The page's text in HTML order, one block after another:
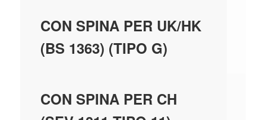
CON SPINA PER UK/HK
(BS 1363) (TIPO G)
CON SPINA PER CH